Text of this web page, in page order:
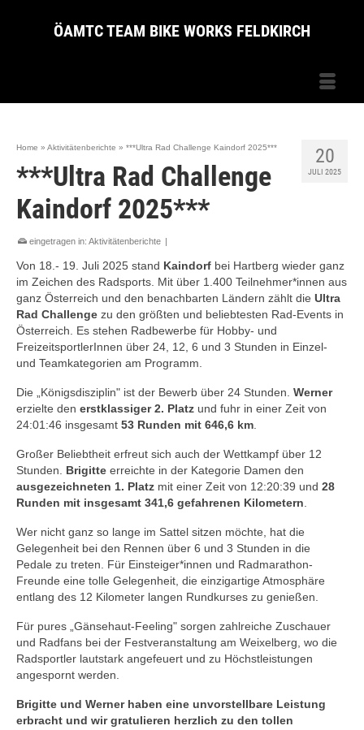
ÖAMTC TEAM BIKE WORKS FELDKIRCH
20
JULI 2025
Home » Aktivitätenberichte » ***Ultra Rad Challenge Kaindorf 2025***
***Ultra Rad Challenge
Kaindorf 2025***
eingetragen in: Aktivitätenberichte |
Von 18.- 19. Juli 2025 stand Kaindorf bei Hartberg wieder ganz
im Zeichen des Radsports. Mit über 1.400 Teilnehmer*innen aus
ganz Österreich und den benachbarten Ländern zählt die Ultra
Rad Challenge zu den größten und beliebtesten Rad-Events in
Österreich. Es stehen Radbewerbe für Hobby- und
FreizeitsportlerInnen über 24, 12, 6 und 3 Stunden in Einzel-
und Teamkategorien am Programm.
Die „Königsdisziplin" ist der Bewerb über 24 Stunden. Werner
erzielte den erstklassiger 2. Platz und fuhr in einer Zeit von
24:01:46 insgesamt 53 Runden mit 646,6 km
Großer Beliebtheit erfreut sich auch der Wettkampf über 12
Stunden. Brigitte erreichte in der Kategorie Damen den
ausgezeichneten 1. Platz mit einer Zeit von 12:20:39 und 28
Runden mit insgesamt 341,6 gefahrenen Kilometern
Wer nicht ganz so lange im Sattel sitzen möchte, hat die
Gelegenheit bei den Rennen über 6 und 3 Stunden in die
Pedale zu treten. Für Einsteiger*innen und Radmarathon-
Freunde eine tolle Gelegenheit, die einzigartige Atmosphäre
entlang des 12 Kilometer langen Rundkurses zu genießen.
Für pures „Gänsehaut-Feeling" sorgen zahlreiche Zuschauer
und Radfans bei der Festveranstaltung am Weixelberg, wo die
Radsportler lautstark angefeuert und zu Höchstleistungen
angespornt werden.
Brigitte und Werner haben eine unvorstellbare Leistung
erbracht und wir gratulieren herzlich zu den tollen